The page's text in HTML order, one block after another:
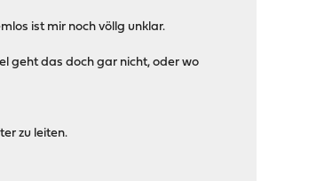
ist mir noch völlg unklar.
geht das doch gar nicht, oder wo
zu leiten.